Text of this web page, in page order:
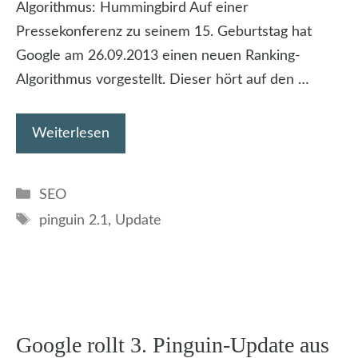
Algorithmus: Hummingbird Auf einer
Pressekonferenz zu seinem 15. Geburtstag hat
Google am 26.09.2013 einen neuen Ranking-
Algorithmus vorgestellt. Dieser hört auf den …
Weiterlesen
Kategorien
SEO
Schlagwörter
pinguin 2.1, Update
Google rollt 3. Pinguin-Update aus